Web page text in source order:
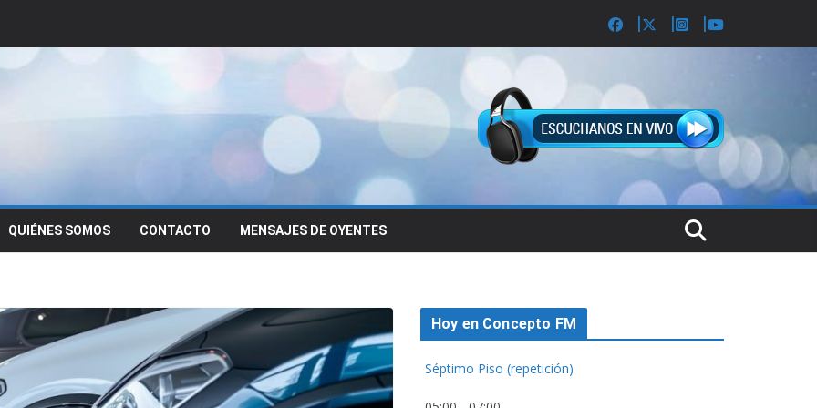
QUIÉNES SOMOS CONTACTO MENSAJES DE OYENTES
Hoy en Concepto FM
Séptimo Piso (repetición)